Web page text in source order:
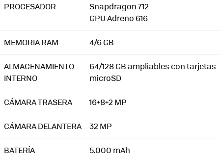
PROCESADOR
Snapdragon 712
GPU Adreno 616
MEMORIA RAM 4/6 GB
ALMACENAMIENTO
INTERNO
64/128 GB ampliables con tarjetas
microSD
CÁMARA TRASERA 16+8+2 MP
CÁMARA DELANTERA 32 MP
BATERÍA 5.000 mAh